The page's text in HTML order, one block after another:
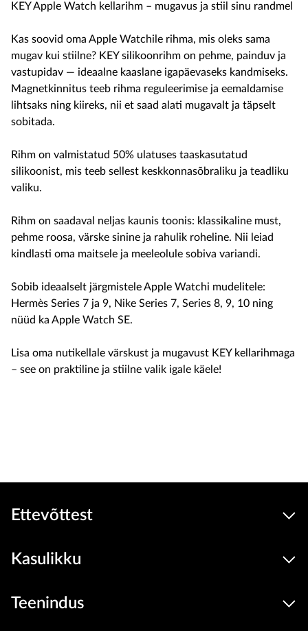
KEY Apple Watch kellarihm – mugavus ja stiil sinu randmel
Kas soovid oma Apple Watchile rihma, mis oleks sama
mugav kui stiilne? KEY silikoonrihm on pehme, painduv ja
vastupidav — ideaalne kaaslane igapäevaseks kandmiseks.
Magnetkinnitus teeb rihma reguleerimise ja eemaldamise
lihtsaks ning kiireks, nii et saad alati mugavalt ja täpselt
sobitada.
Rihm on valmistatud 50% ulatuses taaskasutatud
silikoonist, mis teeb sellest keskkonnasõbraliku ja teadliku
valiku.
Rihm on saadaval neljas kaunis toonis: klassikaline must,
pehme roosa, värske sinine ja rahulik roheline. Nii leiad
kindlasti oma maitsele ja meeleolule sobiva variandi.
Sobib ideaalselt järgmistele Apple Watchi mudelitele:
Hermès Series 7 ja 9, Nike Series 7, Series 8, 9, 10 ning
nüüd ka Apple Watch SE.
Lisa oma nutikellale värskust ja mugavust KEY kellarihmaga
– see on praktiline ja stiilne valik igale käele!
Ettevõttest
Kasulikku
Teenindus